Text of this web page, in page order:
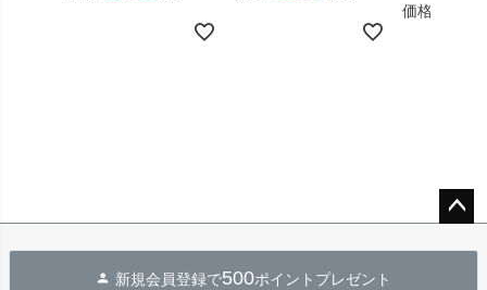
価格
新規会員登録で500ポイントプレゼント